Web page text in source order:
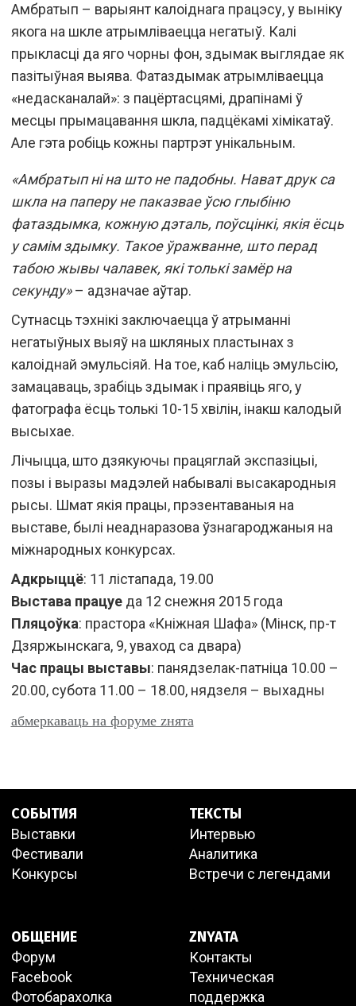
Амбратып – варыянт калоіднага працэсу, у выніку
якога на шкле атрымліваецца негатыў. Калі
прыкласці да яго чорны фон, здымак выглядае як
пазітыўная выява. Фатаздымак атрымліваецца
«недасканалай»: з пацёртасцямі, драпінамі ў
месцы прымацавання шкла, падцёкамі хімікатаў.
Але гэта робіць кожны партрэт унікальным.
«Амбратып ні на што не падобны. Нават друк са
шкла на паперу не паказвае ўсю глыбіню
фатаздымка, кожную дэталь, поўсцінкі, якія ёсць
у самім здымку. Такое ўражванне, што перад
табою жывы чалавек, які толькі замёр на
секунду»– адзначае аўтар.
Сутнасць тэхнікі заключаецца ў атрыманні
негатыўных выяў на шкляных пластынах з
калоіднай эмульсіяй. На тое, каб наліць эмульсію,
замацаваць, зрабіць здымак і праявіць яго, у
фатографа ёсць толькі 10-15 хвілін, інакш калодый
высыхае.
Лічыцца, што дзякуючы працяглай экспазіцыі,
позы і выразы мадэлей набывалі высакародныя
рысы. Шмат якія працы, прэзентаваныя на
выставе, былі неаднаразова ўзнагароджаныя на
міжнародных конкурсах.
Адкрыццё: 11 лістапада, 19.00
Выстава працуеда 12 снежня 2015 года
Пляцоўка: прастора «Кніжная Шафа» (Мiнск, пр-т
Дзяржынскага, 9, уваход са двара)
Час працы выставы: панядзелак-патнiца 10.00 –
20.00, субота 11.00 – 18.00, нядзеля – выхадны
абмеркаваць на форуме zнята
СОБЫТИЯ
Выставки
Фестивали
Конкурсы
ТЕКСТЫ
Интервью
Аналитика
Встречи с легендами
ОБЩЕНИЕ
Форум
Facebook
Фотобарахолка
ZNYATA
Контакты
Техническая
поддержка